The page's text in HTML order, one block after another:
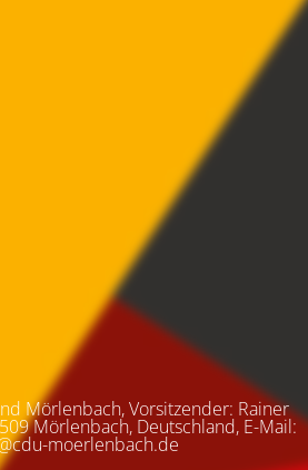
Mörlenbach, Vorsitzender: Rainer
Mörlenbach, Deutschland, E-Mail:
moerlenbach.de